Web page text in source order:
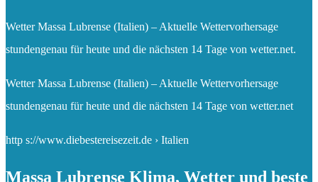
Wetter Massa Lubrense (Italien) – Aktuelle Wettervorhersage
stundengenau für heute und die nächsten 14 Tage von wetter.net.
Wetter Massa Lubrense (Italien) – Aktuelle Wettervorhersage
stundengenau für heute und die nächsten 14 Tage von wetter.net
http s://www.diebestereisezeit.de › Italien
Massa Lubrense Klima, Wetter und beste